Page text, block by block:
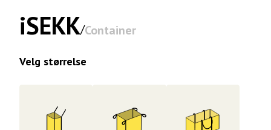
iSEKK/Container
Velg størrelse